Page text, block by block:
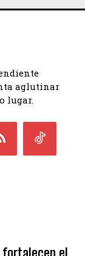
aglutinar
lugar.